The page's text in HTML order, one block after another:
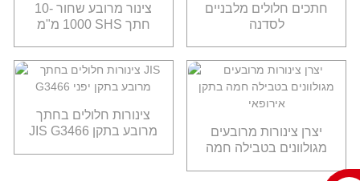
צינור מרובע שחור 10-
1000 מ"מ SHS חתך
חתכים חלולים מלבניים
לסדנה
צינורות חלולים בחתך
JIS G3466 מרובע בתקן
יצרן צינורות מרובעים
מגולוונים בטבילה חמה